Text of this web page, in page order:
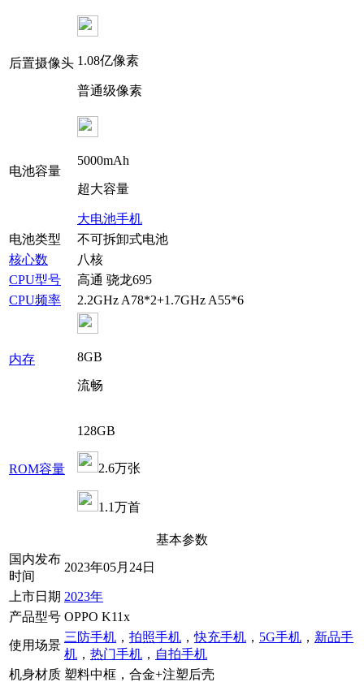
后置摄像头 1.08亿像素
普通级像素
电池容量
5000mAh
超大容量
大电池手机
电池类型
不可拆卸式电池
核心数
八核
CPU型号
高通 骁龙695
CPU频率
2.2GHz A78*2+1.7GHz A55*6
内存 8GB
流畅
ROM容量
128GB
2.6万张
1.1万首
基本参数
国内发布
时间
2023年05月24日
上市日期 2023年
产品型号 OPPO K11x
使用场景
三防手机 ， 拍照手机 ，快充手机 ， 5G手机 ， 新品手
机 ， 热门手机 ， 自拍手机
机身材质 塑料中框，合金+注塑后壳